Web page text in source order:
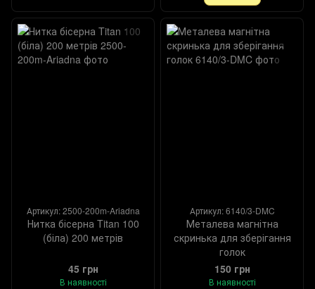
Артикул: 2500-200m-Ariadna
Нитка бісерна Titan 100
(біла) 200 метрів
45 грн
В наявності
Артикул: 6140/3-DMC
Металева магнітна
скринька для зберігання
голок
150 грн
В наявності